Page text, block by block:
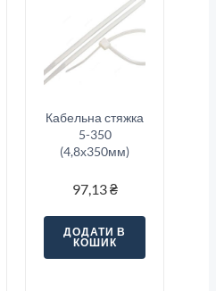
Кабельна стяжка
5-350
(4,8х350мм)
97,13₴
ДОДАТИ В
КОШИК